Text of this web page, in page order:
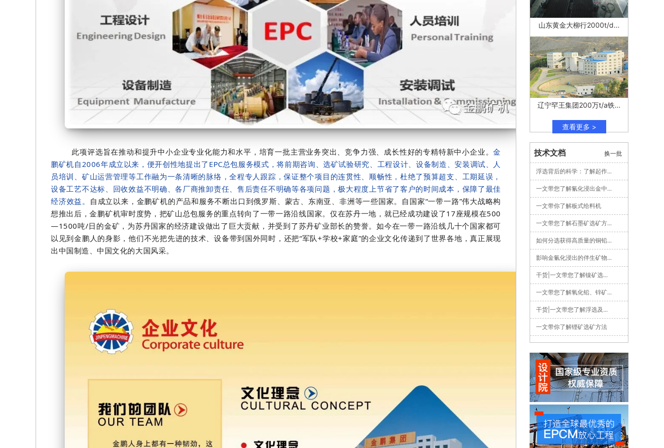
此项评选旨在推动和提升中小企业专业化能力和水平，培育一批主营业务突出、竞争力强、成长性好的专精特新中小企业。金
鹏矿机自2006年成立以来，便开创性地提出了EPC总包服务模式，将前期咨询、选矿试验研究、工程设计、设备制造、安装调试、人
员培训、矿山运营管理等工作融为一条清晰的脉络，全程专人跟踪，保证整个项目的连贯性、顺畅性，杜绝了预算超支、工期延误，
设备工艺不达标、回收效益不明确、各厂商推卸责任、售后责任不明确等各项问题，极大程度上节省了客户的时间成本，保障了最佳
经济效益。
自成立以来， 金鹏矿机的产品和服务不断出口到俄罗斯、蒙古、东南亚、非洲等一些国家。自国家“一带一路”伟大战略构
想推出后，金鹏矿机审时度势，把矿山总包服务的重点转向了一带一路沿线国家。仅在苏丹一地，就已经成功建设了17座规模在500
—1500吨/日的金矿，为苏丹国家的经济建设做出了巨大贡献，并受到了苏丹矿业部长的赞誉。如今在一带一路沿线几十个国家都可
以见到金鹏人的身影，他们不光把先进的技术、设备带到国外同时，还把“军队+学校+家庭”的企业文化传递到了世界各地，真正展现
出中国制造、中国文化的大国风采。
山东黄金大柳行2000t/d...
辽宁罕王集团200万t/a铁...
查看更多 >
技术文档
浮选背后的科学：了解起作...
一文带您了解氰化浸出金中...
一文带你了解板式给料机
一文带您了解石墨矿选矿方...
如何分选获得高质量的铜铅...
影响金氰化浸出的伴生矿物...
干货|一文带您了解镍矿选...
一文带您了解氧化铅、锌矿...
干货|一文带您了解浮选及...
一文带你了解锂矿选矿方法
换一批